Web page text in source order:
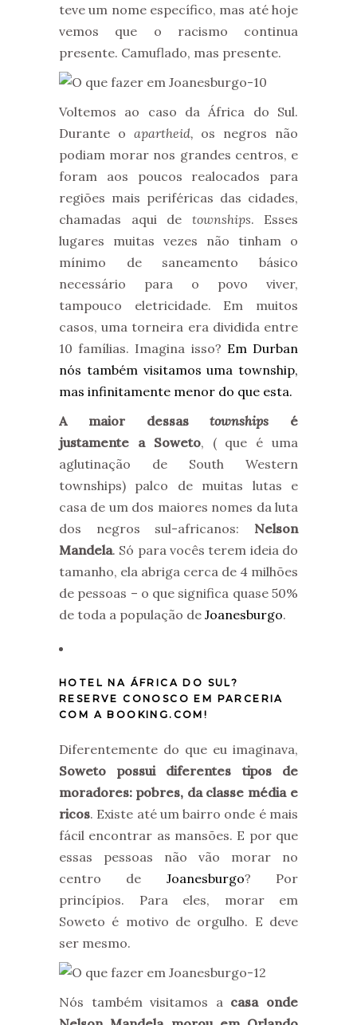
teve um nome específico, mas até hoje
vemos que o racismo continua
presente. Camuflado, mas presente.
Voltemos ao caso da África do Sul.
Durante o apartheid, os negros não
podiam morar nos grandes centros, e
foram aos poucos realocados para
regiões mais periféricas das cidades,
chamadas aqui de townships. Esses
lugares muitas vezes não tinham o
mínimo de saneamento básico
necessário para o povo viver,
tampouco eletricidade. Em muitos
casos, uma torneira era dividida entre
10 famílias. Imagina isso? Em Durban
nós também visitamos uma township,
mas infinitamente menor do que esta.
A maior dessastownships é
justamente a Soweto, ( que é uma
aglutinação de South Western
townships) palco de muitas lutas e
casa de um dos maiores nomes da luta
dos negros sul-africanos: Nelson
Mandela. Só para vocês terem ideia do
tamanho, ela abriga cerca de 4 milhões
de pessoas – o que significa quase 50%
de toda a população de Joanesburgo.
HOTEL NA ÁFRICA DO SUL?
RESERVE CONOSCO EM PARCERIA
COM A BOOKING.COM!
Diferentemente do que eu imaginava,
Soweto possui diferentes tipos de
moradores: pobres, da classe média e
ricos. Existe até um bairro onde é mais
fácil encontrar as mansões. E por que
essas pessoas não vão morar no
centro de Joanesburgo? Por
princípios. Para eles, morar em
Soweto é motivo de orgulho. E deve
ser mesmo.
Nós também visitamos a casa onde